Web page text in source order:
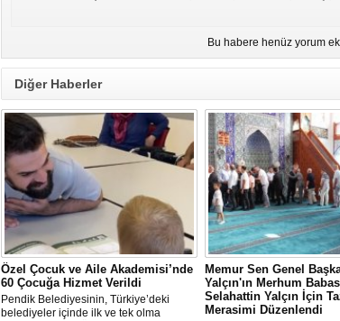
Bu habere henüz yorum
Diğer Haberler
Özel Çocuk ve Aile Akademisi’nde
60 Çocuğa Hizmet Verildi
Pendik Belediyesinin, Türkiye’deki
belediyeler içinde ilk ve tek olma
Memur Sen Genel
Yalçın'ın Merhum
Selahattin Yalçın İçin
Merasimi Düzenlendi